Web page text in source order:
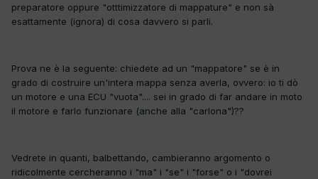
preparatore oppure "otttimizzatore di mappature" e non sà
esattamente (ignora) di cosa davvero si parli.
Prova ne è la seguente: chiedete ad un "mappatore" se è in
grado di costruire un'intera mappa senza averla, ovvero: io ti dò
un motore e una ECU "vuota".... sei in grado di far andare in moto
il motore e farlo funzionare (anche alla "carlona")??
Vedrete in quanti, balbettando, cambieranno argomento o
ridicolmente cercheranno i "ma" i "se" i "forse" o i "dovrei